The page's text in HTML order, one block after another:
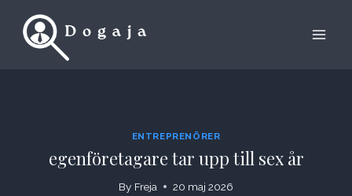
ENTREPRENÖRER
egenföretagare tar upp till sex år
By Freja 20 maj 2026